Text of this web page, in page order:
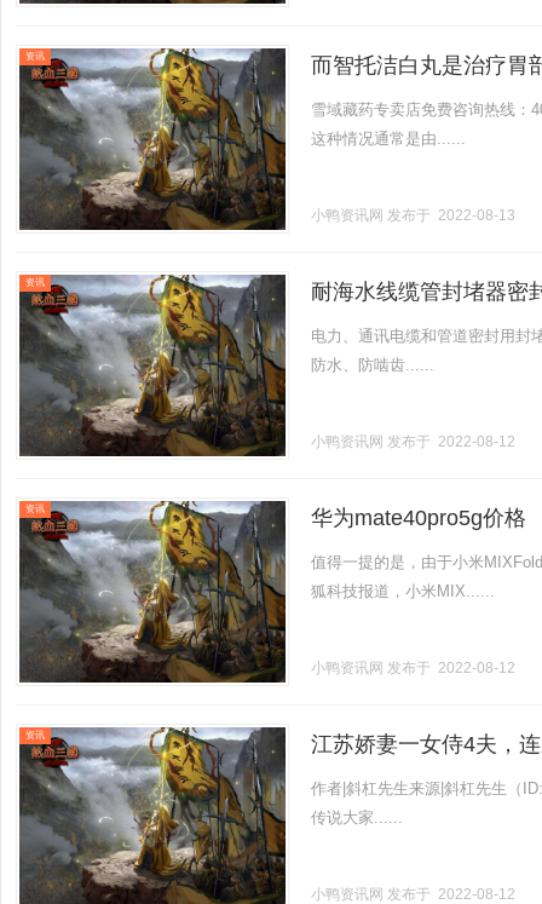
资讯 而智托洁白丸是治疗胃
雪域藏药专卖店免费咨询热线：
这种情况通常是由......
小鸭资讯网 发布于 2022-08-13
资讯 耐海水线缆管封堵器密
电力、通讯电缆和管道密封用封
防水、防啮齿......
小鸭资讯网 发布于 2022-08-12
资讯 华为mate40pro5g价格
值得一提的是，由于小米
狐科技报道，小米MIX......
小鸭资讯网 发布于 2022-08-12
资讯 江苏娇妻一女侍4夫，
作者|斜杠先生来源|斜杠先生（
传说大家......
小鸭资讯网 发布于 2022-08-12